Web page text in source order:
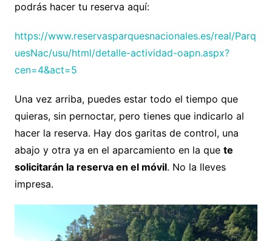
podrás hacer tu reserva aquí:
https://www.reservasparquesnacionales.es/real/Parq
uesNac/usu/html/detalle-actividad-oapn.aspx?
cen=4&act=5
Una vez arriba, puedes estar todo el tiempo que
quieras, sin pernoctar, pero tienes que indicarlo al
hacer la reserva. Hay dos garitas de control, una
abajo y otra ya en el aparcamiento en la que te
solicitarán la reserva en el móvil. No la lleves
impresa.